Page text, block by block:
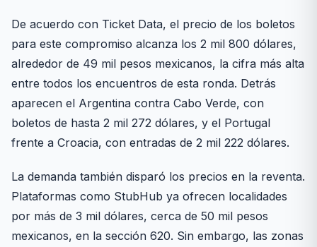
De acuerdo con Ticket Data, el precio de los boletos
para este compromiso alcanza los 2 mil 800 dólares,
alrededor de 49 mil pesos mexicanos, la cifra más alta
entre todos los encuentros de esta ronda. Detrás
aparecen el Argentina contra Cabo Verde, con
boletos de hasta 2 mil 272 dólares, y el Portugal
frente a Croacia, con entradas de 2 mil 222 dólares.
La demanda también disparó los precios en la reventa.
Plataformas como StubHub ya ofrecen localidades
por más de 3 mil dólares, cerca de 50 mil pesos
mexicanos, en la sección 620. Sin embargo, las zonas